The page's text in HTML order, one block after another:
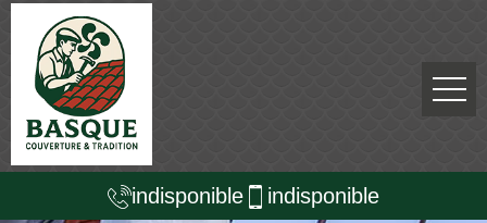
indisponible indisponible